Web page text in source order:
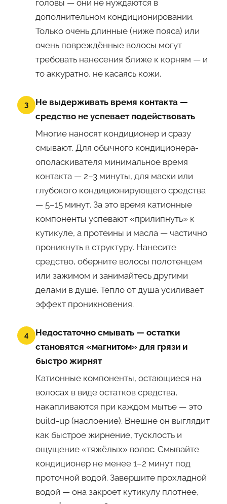
головы — они не нуждаются в
дополнительном кондиционировании.
Только очень длинные (ниже пояса) или
очень повреждённые волосы могут
требовать нанесения ближе к корням — и
то аккуратно, не касаясь кожи.
3
Не выдерживать время контакта —
средство не успевает подействовать
Многие наносят кондиционер и сразу
смывают. Для обычного кондиционера-
ополаскивателя минимальное время
контакта — 2–3 минуты, для маски или
глубокого кондиционирующего средства
— 5–15 минут. За это время катионные
компоненты успевают «прилипнуть» к
кутикуле, а протеины и масла — частично
проникнуть в структуру. Нанесите
средство, оберните волосы полотенцем
или зажимом и занимайтесь другими
делами в душе. Тепло от душа усиливает
эффект проникновения.
4
Недостаточно смывать — остатки
становятся «магнитом» для грязи и
быстро жирнят
Катионные компоненты, остающиеся на
волосах в виде остатков средства,
накапливаются при каждом мытье — это
build-up (наслоение). Внешне он выглядит
как быстрое жирнение, тусклость и
ощущение «тяжёлых» волос. Смывайте
кондиционер не менее 1–2 минут под
проточной водой. Завершите прохладной
водой — она закроет кутикулу плотнее,